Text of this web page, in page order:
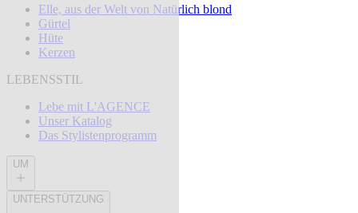
Elle, aus der Welt von Natürlich blond
Gürtel
Hüte
Kerzen
LEBENSSTIL
Lebe mit L'AGENCE
Unser Katalog
Das Stylistenprogramm
UM
UNTERSTÜTZUNG